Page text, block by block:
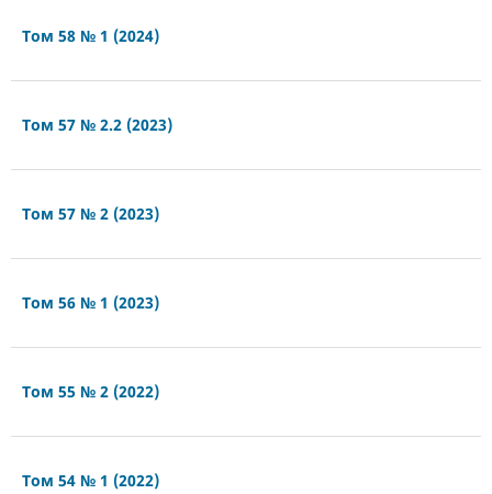
Том 58 № 1 (2024)
Том 57 № 2.2 (2023)
Том 57 № 2 (2023)
Том 56 № 1 (2023)
Том 55 № 2 (2022)
Том 54 № 1 (2022)